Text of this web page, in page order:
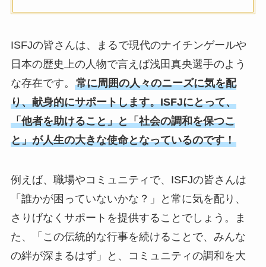
ISFJの皆さんは、まるで現代のナイチンゲールや
日本の歴史上の人物で言えば浅田真央選手のよう
な存在です。 常に周囲の人々のニーズに気を配
り、献身的にサポートします。ISFJにとって、
「他者を助けること」と「社会の調和を保つこ
と」が人生の大きな使命となっているのです！
例えば、職場やコミュニティで、ISFJの皆さんは
「誰かが困っていないかな？」と常に気を配り、
さりげなくサポートを提供することでしょう。ま
た、「この伝統的な行事を続けることで、みんな
の絆が深まるはず」と、コミュニティの調和を大